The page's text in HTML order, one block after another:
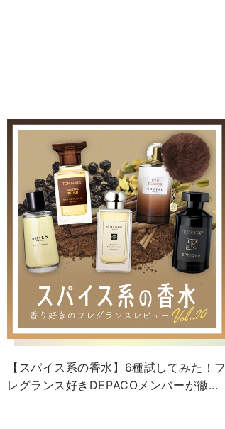
【スパイス系の香水】6種試してみた！フ
レグランス好きDEPACOメンバーが徹...